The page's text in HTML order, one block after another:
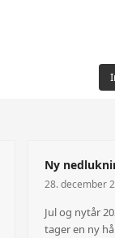
Ny
28. december
Jul og nytår
tager en ny